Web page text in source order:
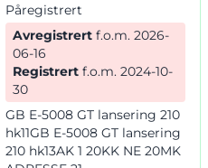
Påregistrert
Avregistrert
06-16
Registrert
30
GB E-5008 GT lansering 210
hk11GB E-5008 GT lansering
210 hk13AK 1 20KK NE 20MK